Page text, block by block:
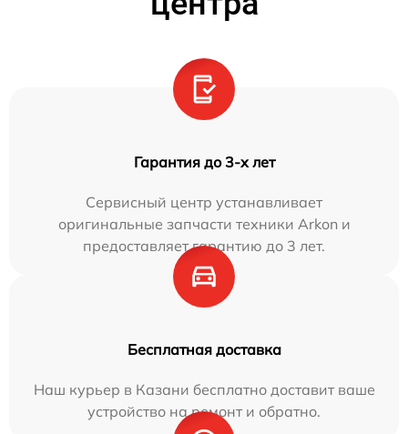
Гарантия до 3-х лет
Сервисный центр устанавливает
оригинальные запчасти техники Arkon и
предоставляет гарантию до 3 лет.
Бесплатная доставка
Наш курьер в Казани бесплатно доставит ваше
устройство на ремонт и обратно.